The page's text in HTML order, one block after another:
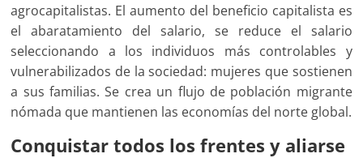
agrocapitalistas. El aumento del beneficio capitalista es
el abaratamiento del salario, se reduce el salario
seleccionando a los individuos más controlables y
vulnerabilizados de la sociedad: mujeres que sostienen
a sus familias. Se crea un flujo de población migrante
nómada que mantienen las economías del norte global.
Conquistar todos los frentes y aliarse